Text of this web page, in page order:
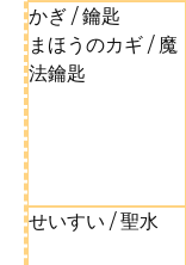
かぎ / 鑰匙
まほうのカギ / 魔
法鑰匙
せいすい / 聖水